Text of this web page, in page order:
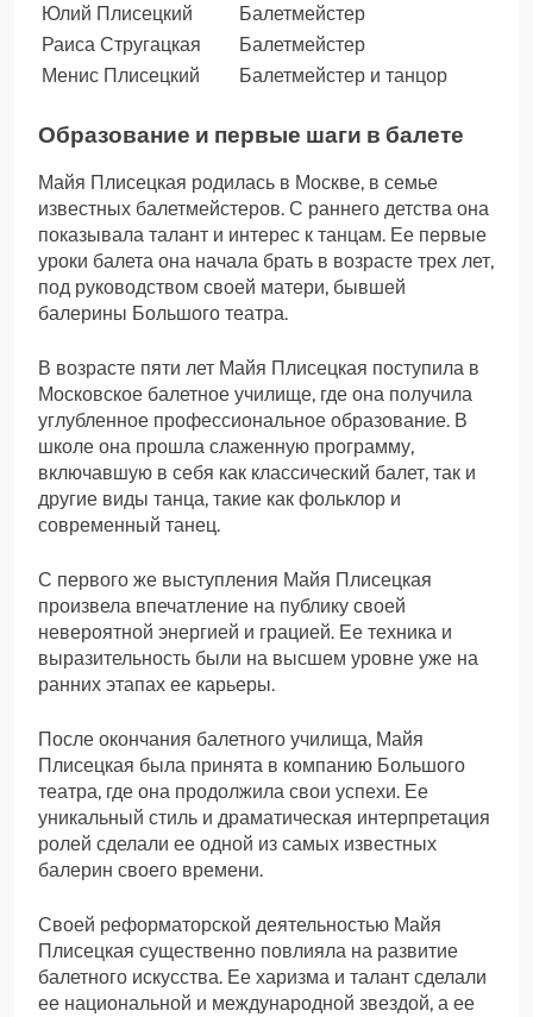
Юлий Плисецкий
Балетмейстер
Раиса Стругацкая
Балетмейстер
Менис Плисецкий
Балетмейстер и танцор
Образование и первые шаги в балете
Майя Плисецкая родилась в Москве, в семье
известных балетмейстеров. С раннего детства она
показывала талант и интерес к танцам. Ее первые
уроки балета она начала брать в возрасте трех лет,
под руководством своей матери, бывшей
балерины Большого театра.
В возрасте пяти лет Майя Плисецкая поступила в
Московское балетное училище, где она получила
углубленное профессиональное образование. В
школе она прошла слаженную программу,
включавшую в себя как классический балет, так и
другие виды танца, такие как фольклор и
современный танец.
С первого же выступления Майя Плисецкая
произвела впечатление на публику своей
невероятной энергией и грацией. Ее техника и
выразительность были на высшем уровне уже на
ранних этапах ее карьеры.
После окончания балетного училища, Майя
Плисецкая была принята в компанию Большого
театра, где она продолжила свои успехи. Ее
уникальный стиль и драматическая интерпретация
ролей сделали ее одной из самых известных
балерин своего времени.
Своей реформаторской деятельностью Майя
Плисецкая существенно повлияла на развитие
балетного искусства. Ее харизма и талант сделали
ее национальной и международной звездой, а ее